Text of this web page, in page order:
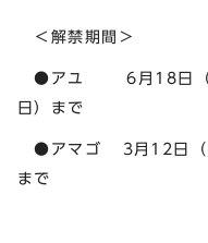
＜解禁期間＞
●アユ 6月18日（日
日）まで
●アマゴ 3月12日（日
まで